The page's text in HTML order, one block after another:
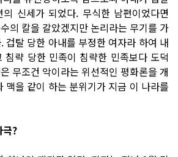
신세가 되었다. 무식한 남편이었다면
의 칼을 갈았겠지만 논리라는 무기를 가
겁탈 당한 아내를 부정한 여자라 하여 내
침략 당한 민족이 침략한 민족보다 도덕
무조건 악이라는 위선적인 평화론을 개
맥을 같이 하는 분위기가 지금 이 나라를
극?